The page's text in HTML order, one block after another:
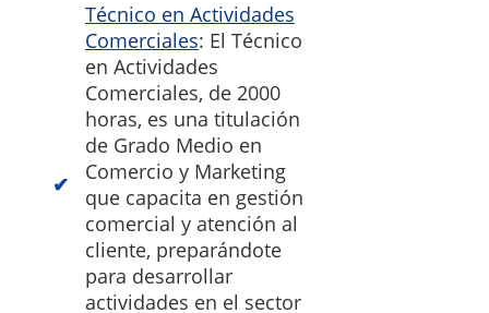
Técnico en Actividades
Comerciales: El Técnico
en Actividades
Comerciales, de 2000
horas, es una titulación
de Grado Medio en
Comercio y Marketing
que capacita en gestión
comercial y atención al
cliente, preparándote
para desarrollar
actividades en el sector